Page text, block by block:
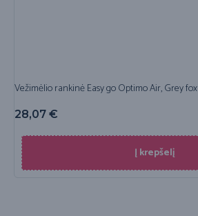
Vežimėlio rankinė Easy go Optimo Air, Grey fox
28,07 €
Į krepšelį